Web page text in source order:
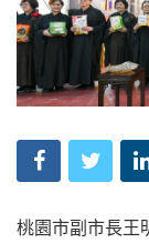
桃園市副市長王